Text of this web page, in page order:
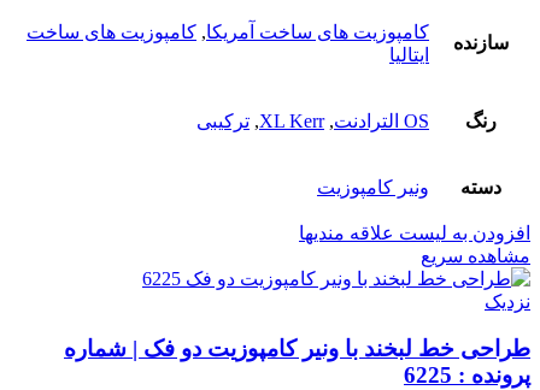
سازنده
کامپوزیت های ساخت آمریکا, کامپوزیت های ساخت
ایتالیا
رنگ OS الترادنت ,
XL Kerr
, ترکیبی
دسته ونیر کامپوزیت
افزودن به لیست علاقه مندیها
مشاهده سریع
نزدیک
طراحی خط لبخند با ونیر کامپوزیت دو فک | شماره
پرونده : 6225